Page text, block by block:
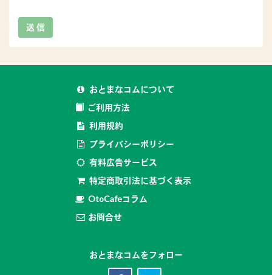
送 信
おとまなコムについて
ご利用方法
利用規約
プライバシーポリシー
有料広告サービス
特定商取引法に基づく表示
OtoCafeコラム
お問合せ
おとまなコムをフォロー